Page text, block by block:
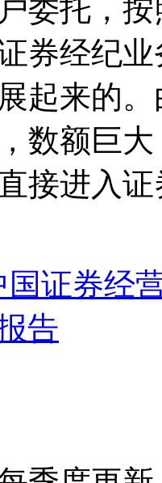
委托，
券经纪
起来的
数额巨
接进入
国证券经
告